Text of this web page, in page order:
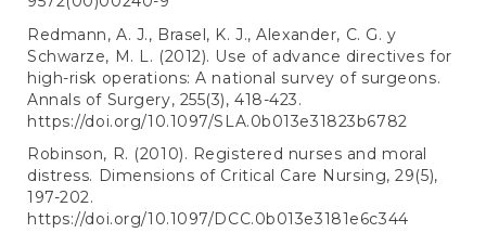
Redmann, A. J., Brasel, K. J., Alexander, C. G. y
Schwarze, M. L. (2012). Use of advance directives for
high-risk operations: A national survey of surgeons.
Annals of Surgery, 255(3), 418-423.
https://doi.org/10.1097/SLA.0b013e31823b6782
Robinson, R. (2010). Registered nurses and moral
distress. Dimensions of Critical Care Nursing, 29(5),
197-202.
https://doi.org/10.1097/DCC.0b013e3181e6c344